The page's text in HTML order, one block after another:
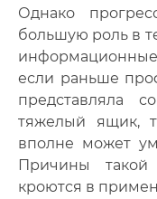
Однако
большую роль в
информационные
если раньше
представляла
тяжелый ящик,
вполне может
Причины такой
кроются в